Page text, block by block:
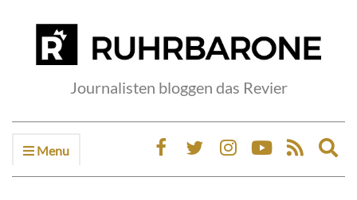
Journalisten bloggen das Revier
Menu